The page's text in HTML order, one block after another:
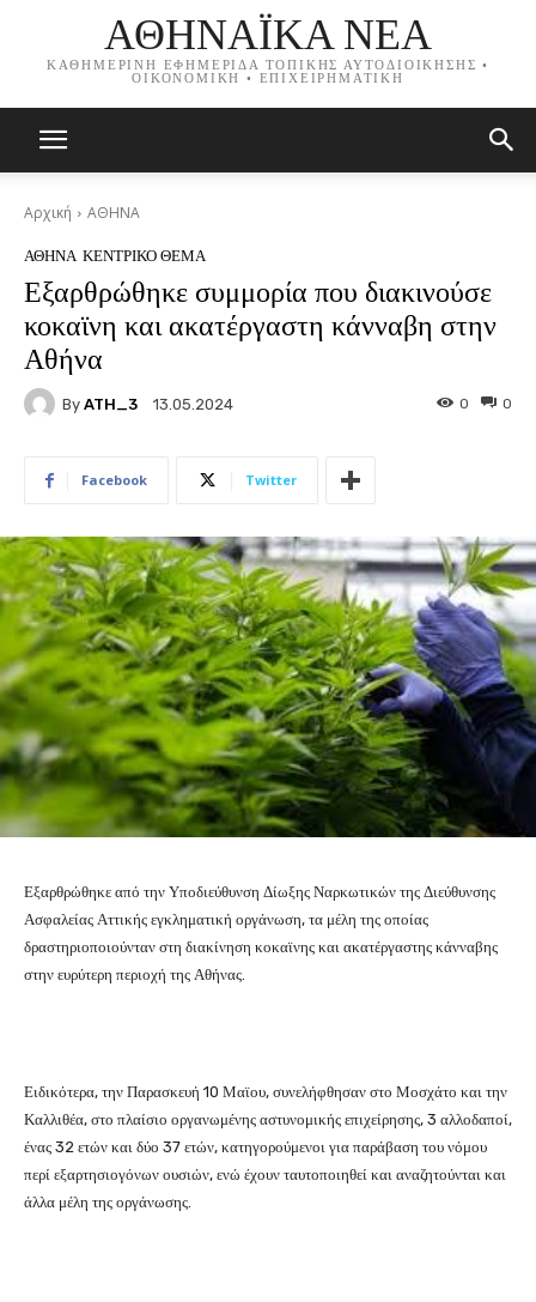
ΑΘΗΝΑΪΚΑ ΝΕΑ
ΚΑΘΗΜΕΡΙΝΗ ΕΦΗΜΕΡΙΔΑ ΤΟΠΙΚΗΣ ΑΥΤΟΔΙΟΙΚΗΣΗΣ •
ΟΙΚΟΝΟΜΙΚΗ • ΕΠΙΧΕΙΡΗΜΑΤΙΚΗ
Αρχική ΑΘΗΝΑ
ΑΘΗΝΑ ΚΕΝΤΡΙΚΟ ΘΕΜΑ
Εξαρθρώθηκε συμμορία που διακινούσε
κοκαϊνη και ακατέργαστη κάνναβη στην
Αθήνα
By ATH_3 13.05.2024 0
0
Facebook Twitter
Εξαρθρώθηκε από την Υποδιεύθυνση Δίωξης Ναρκωτικών της Διεύθυνσης
Ασφαλείας Αττικής εγκληματική οργάνωση, τα μέλη της οποίας
δραστηριοποιούνταν στη διακίνηση κοκαϊνης και ακατέργαστης κάνναβης
στην ευρύτερη περιοχή της Αθήνας.
Ειδικότερα, την Παρασκευή 10 Μαϊου, συνελήφθησαν στο Μοσχάτο και την
Καλλιθέα, στο πλαίσιο οργανωμένης αστυνομικής επιχείρησης, 3 αλλοδαποί,
ένας 32 ετών και δύο 37 ετών, κατηγορούμενοι για παράβαση του νόμου
περί εξαρτησιογόνων ουσιών, ενώ έχουν ταυτοποιηθεί και αναζητούνται και
άλλα μέλη της οργάνωσης.